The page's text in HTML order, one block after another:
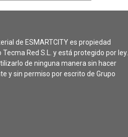
de ESMARTCITY es propiedad
Red S.L. y está protegido por ley.
de ninguna manera sin hacer
y sin permiso por escrito de Grupo